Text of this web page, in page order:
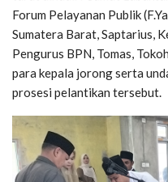
Forum Pelayanan Publik
Sumatera Barat, Saptarius,
Pengurus BPN, Tomas,
para kepala jorong serta
prosesi pelantikan tersebut.